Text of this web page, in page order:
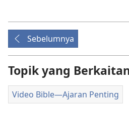
Sebelumnya
Topik yang
Video Bible—Ajaran Penting